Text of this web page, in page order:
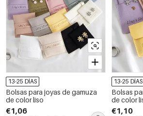
13-25 DÍAS
Bolsas para joyas de gamuza
de color liso
€1,06
13-25 DÍAS
Bolsas
de color
€1,10